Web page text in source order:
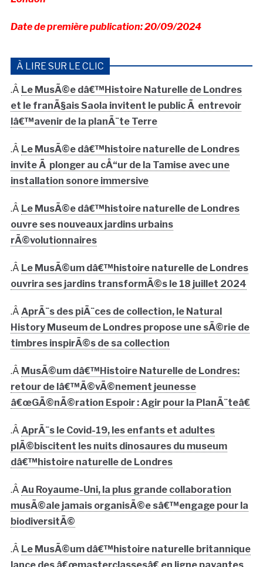
Date de première publication: 20/09/2024
À LIRE SUR LE CLIC
.Â Le MusÃ©e dâ€™Histoire Naturelle de Londres
et le franÃ§ais Saola invitent le public Ã entrevoir
lâ€™avenir de la planÃ¨te Terre
.Â Le MusÃ©e dâ€™histoire naturelle de Londres
invite Ã plonger au cÅ“ur de la Tamise avec une
installation sonore immersive
.Â Le MusÃ©e dâ€™histoire naturelle de Londres
ouvre ses nouveaux jardins urbains
rÃ©volutionnaires
.Â Le MusÃ©um dâ€™histoire naturelle de Londres
ouvrira ses jardins transformÃ©s le 18 juillet 2024
.Â AprÃ¨s des piÃ¨ces de collection, le Natural
History Museum de Londres propose une sÃ©rie de
timbres inspirÃ©s de sa collection
.Â MusÃ©um dâ€™Histoire Naturelle de Londres:
retour de lâ€™Ã©vÃ©nement jeunesse
â€œGÃ©nÃ©ration Espoir : Agir pour la PlanÃ¨teâ€
.Â AprÃ¨s le Covid-19, les enfants et adultes
plÃ©biscitent les nuits dinosaures du museum
dâ€™histoire naturelle de Londres
.Â Au Royaume-Uni, la plus grande collaboration
musÃ©ale jamais organisÃ©e sâ€™engage pour la
biodiversitÃ©
.Â Le MusÃ©um dâ€™histoire naturelle britannique